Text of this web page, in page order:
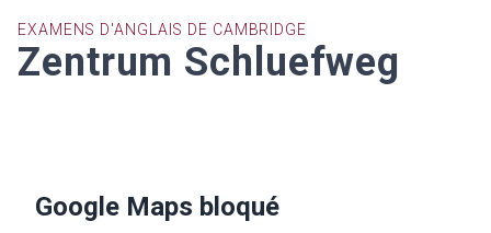
EXAMENS D'ANGLAIS DE CAMBRIDGE
Zentrum Schluefweg
Google Maps bloqué